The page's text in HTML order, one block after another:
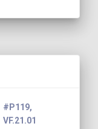
#P119,
VF.21.01